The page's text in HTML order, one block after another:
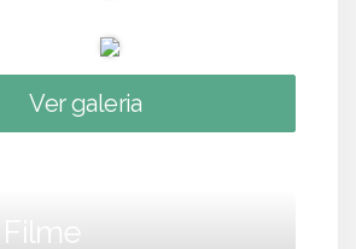
Ver galeria
Filme